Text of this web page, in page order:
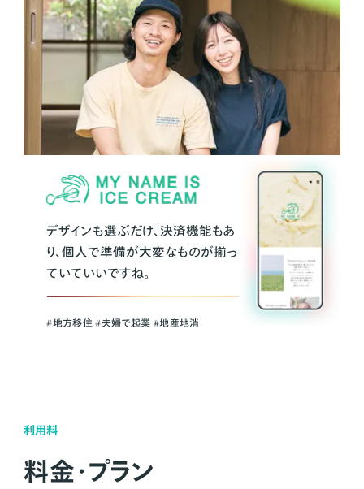
デザインも選ぶだけ、決済機能もあ
り、個人で準備が大変なものが揃っ
ていていいですね。
#地方移住 #夫婦で起業 #地産地消
利用料
料金・プラン